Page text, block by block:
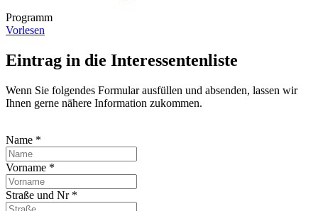
Programm
Vorlesen
Eintrag in die Interessentenliste
Wenn Sie folgendes Formular ausfüllen und absenden, lassen wir
Ihnen gerne nähere Information zukommen.
Name *
Vorname *
Straße und Nr *